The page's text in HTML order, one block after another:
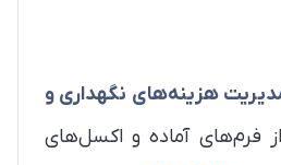
هزینه‌های نگهداری و
از فرم‌های آماده و اکسل‌های